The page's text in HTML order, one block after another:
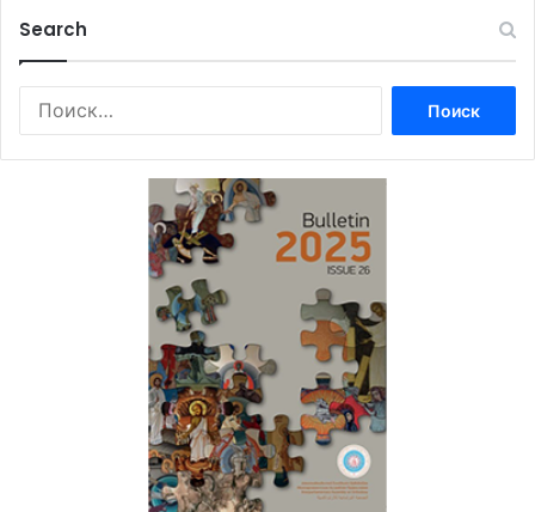
Search